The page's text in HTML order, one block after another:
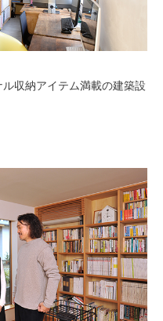
収納アイテム満載の建築設